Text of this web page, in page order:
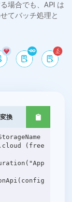
場合でも、API は
てバッチ処理と
換
(free